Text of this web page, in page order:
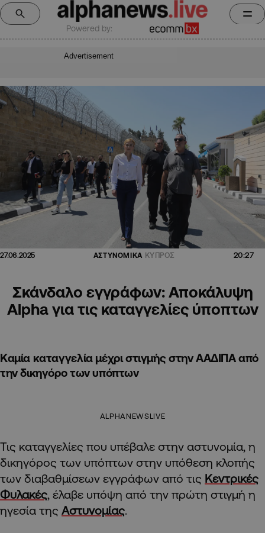
Powered by:
Advertisement
27.06.2025 ΑΣΤΥΝΟΜΙΚΑ ΚΥΠΡΟΣ 20:27
Σκάνδαλο εγγράφων: Αποκάλυψη
Alpha για τις καταγγελίες ύποπτων
Καμία καταγγελία μέχρι στιγμής στην ΑΑΔΙΠΑ από
την δικηγόρο των υπόπτων
ALPHANEWSLIVE
Τις καταγγελίες που υπέβαλε στην αστυνομία, η
δικηγόρος των υπόπτων στην υπόθεση κλοπής
των διαβαθμίσεων εγγράφων από τις Κεντρικές
Φυλακές, έλαβε υπόψη από την πρώτη στιγμή η
ηγεσία της Αστυνομίας.